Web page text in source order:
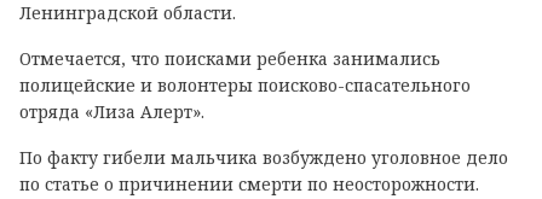
Ленинградской области.
Отмечается, что поисками ребенка занимались
полицейские и волонтеры поисково-спасательного
отряда «Лиза Алерт».
По факту гибели мальчика возбуждено уголовное дело
по статье о причинении смерти по неосторожности.